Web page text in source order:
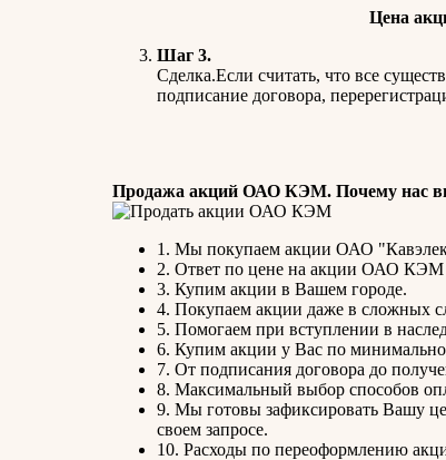
Цена
Шаг 3.
Сделка.Если считать, что все
подписание договора,
Продажа акций ОАО КЭМ. Почему нас
1. Мы покупаем акции ОАО
2. Ответ по цене на акции ОАО КЭМ
3. Купим акции в Вашем городе.
4. Покупаем акции даже в сложных
5. Помогаем при вступлении в
6. Купим акции у Вас по
7. От подписания договора до
8. Максимальный выбор способов
9. Мы готовы зафиксировать Вашу
своем запросе.
10. Расходы по переоформлению